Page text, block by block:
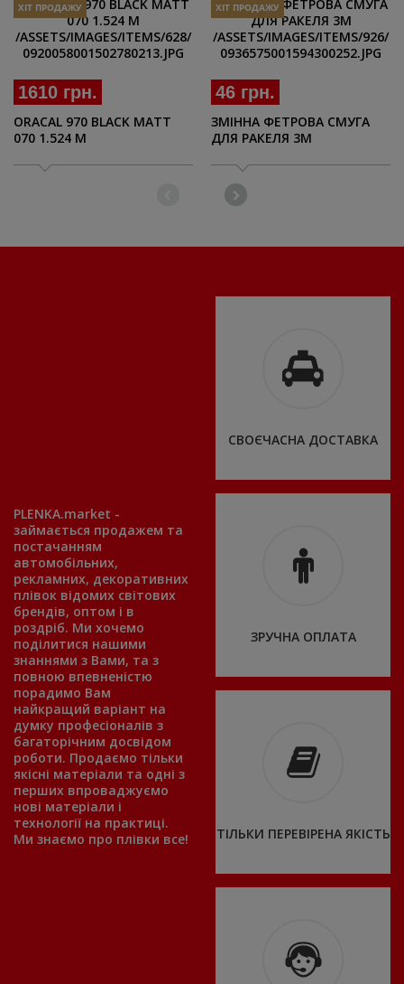
ХІТ ПРОДАЖУ
1610 грн.
ORACAL 970 BLACK MATT
070 1.524 M
ХІТ ПРОДАЖУ
46 грн.
ЗМІННА ФЕТРОВА СМУГА
ДЛЯ РАКЕЛЯ 3M
PLENKA.market -
займається продажем та
постачанням
автомобільних,
рекламних, декоративних
плівок відомих світових
брендів, оптом і в
роздріб. Ми хочемо
поділитися нашими
знаннями з Вами, та з
повною впевненістю
порадимо Вам
найкращий варіант на
думку професіоналів з
багаторічним досвідом
роботи. Продаємо тільки
якісні матеріали та одні з
перших впроваджуємо
нові матеріали і
технології на практиці.
Ми знаємо про плівки все!
СВОЄЧАСНА ДОСТАВКА
ЗРУЧНА ОПЛАТА
ТІЛЬКИ ПЕРЕВІРЕНА ЯКІСТЬ